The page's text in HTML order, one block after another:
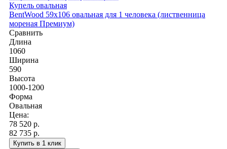
Купель овальная
BentWood 59х106 овальная для 1 человека (лиственница
мореная Премиум)
Сравнить
Длина
1060
Ширина
590
Высота
1000-1200
Форма
Овальная
Цена:
78 520 р.
82 735 р.
Купить в 1 клик